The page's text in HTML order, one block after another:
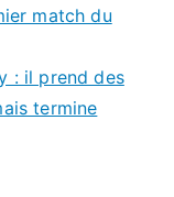
match du
: il prend des
termine